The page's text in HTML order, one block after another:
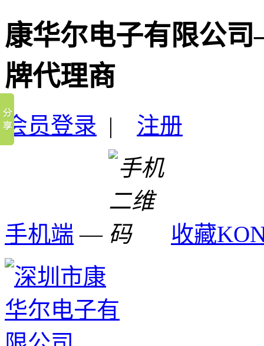
康华尔电子有限公
牌代理商
会员登录 | 注册
手机端 — 收藏